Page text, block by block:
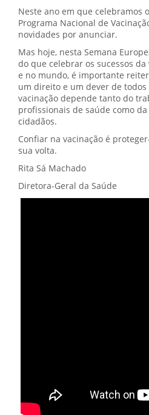
Neste ano em que celebramos
Programa Nacional de
novidades por anunciar.
Mas hoje, nesta Semana
do que celebrar os sucessos da
e no mundo, é importante
um direito e um dever de todos
vacinação depende tanto do
profissionais de saúde como
cidadãos.
Confiar na vacinação é
sua volta.
Rita Sá Machado
Diretora-Geral da Saúde